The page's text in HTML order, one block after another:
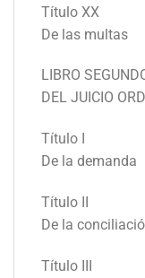
Título XX
De las multas
LIBRO
DEL JUICIO
Título I
De la demanda
Título II
De la
Título III